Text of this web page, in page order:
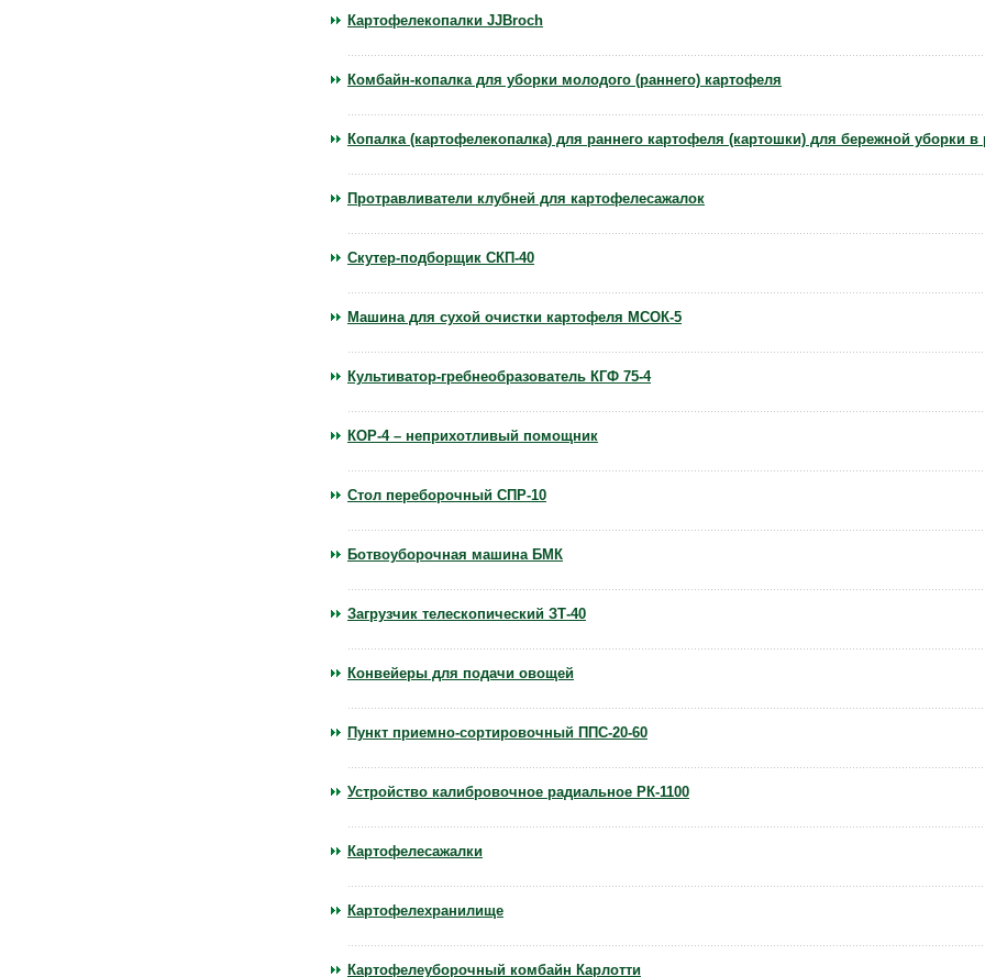
Картофелекопалки JJBroch
Комбайн-копалка для уборки молодого (раннего) картофеля
Копалка (картофелекопалка) для раннего картофеля (картошки) для бережной уборки в
Протравливатели клубней для картофелесажалок
Скутер-подборщик СКП-40
Машина для сухой очистки картофеля МСОК-5
Культиватор-гребнеобразователь КГФ 75-4
КОР-4 – неприхотливый помощник
Стол переборочный СПР-10
Ботвоуборочная машина БМК
Загрузчик телескопический ЗТ-40
Конвейеры для подачи овощей
Пункт приемно-сортировочный ППС-20-60
Устройство калибровочное радиальное РК-1100
Картофелесажалки
Картофелехранилище
Картофелеуборочный комбайн Карлотти